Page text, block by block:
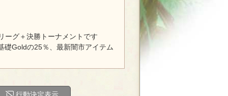
ーグ＋決勝トーナメントです
礎Goldの25％、最新闇市アイテム